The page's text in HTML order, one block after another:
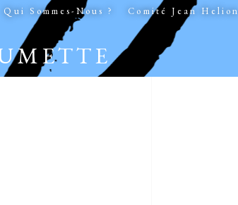
Qui Sommes-Nous ? Comité Jean Helion